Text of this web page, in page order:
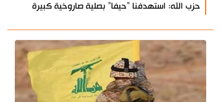
حزب الله: استهدفنا "حيفا" بصلية صاروخية كبيرة